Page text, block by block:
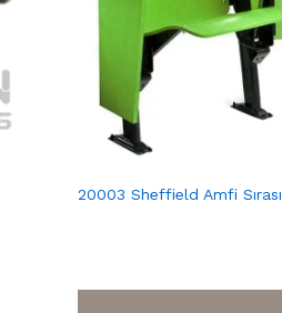
20003 Sheffield Amfi Sırası